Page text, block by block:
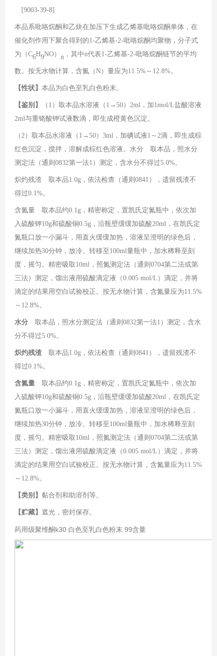
[9003-39-8]
本品系吡咯烷酮和乙炔在加压下生成乙烯基吡咯烷酮单体，在
催化剂作用下聚合得到的1-乙烯基-2-吡咯烷酮均聚物，分子式
为（C6H9NO） n ，其中n代表1-乙烯基-2-吡咯烷酮链节的平均
数。按无水物计算，含氮（N）量应为11.5% ～ 12.8% 。
【性状】 本品为白色至乳白色粉末。
【鉴别】 （ 1 ）取本品水溶液（ 1→50） 2ml ，加1mol/L盐酸溶液
2ml与重铬酸钾试液数滴，即生成橙黄色沉淀。
（ 2 ）取本品水溶液（ 1→50） 3ml ，加碘试液1 ～ 2滴，即生成棕
红色沉淀，搅拌，溶解成棕红色溶液。水分 取本品，照水分
测定法（通则 0832第一法1 ）测定，含水分不得过5.0% 。
炽灼残渣 取本品1.0g ，依法检查（通则 0841 ），遗留残渣不
得过0.1% 。
含氮量 取本品约0.1g ，精密称定，置凯氏定氮瓶中，依次加
入硫酸钾10g和硫酸铜0.5g ，沿瓶壁缓缓加硫酸20ml ，在凯氏定
氮瓶口放一小漏斗，用直火缓缓加热，溶液呈澄明的绿色后，
继续加热30分钟，放冷。转移至 100ml量瓶中，加水稀释至刻
度，摇匀。精密吸取 10ml ，照氮测定法（通则 0704第二法或第
三法）测定，馏出液用硫酸滴定液（0.005 mol/L ）滴定，并将
滴定的结果用空白试验校正。按无水物计算，含氮量应为11.5%
～ 12.8% 。
水分取本品，照水分测定法（通则 0832第一法1 ）测定，含水
分不得过5.0% 。
炽灼残渣取本品1.0g ，依法检查（通则 0841 ），遗留残渣不
得过0.1% 。
含氮量取本品约0.1g ，精密称定，置凯氏定氮瓶中，依次加
入硫酸钾10g和硫酸铜0.5g ，沿瓶壁缓缓加硫酸20ml ，在凯氏定
氮瓶口放一小漏斗，用直火缓缓加热，溶液呈澄明的绿色后，
继续加热30分钟，放冷。转移至 100ml量瓶中，加水稀释至刻
度，摇匀。精密吸取 10ml ，照氮测定法（通则 0704第二法或第
三法）测定，馏出液用硫酸滴定液（0.005 mol/L ）滴定，并将
滴定的结果用空白试验校正。按无水物计算，含氮量应为11.5%
～ 12.8% 。
【类别】 黏合剂和助溶剂等。
【贮藏】 遮光，密封保存。
药用级聚维酮k30 白色至乳白色粉末 99含量